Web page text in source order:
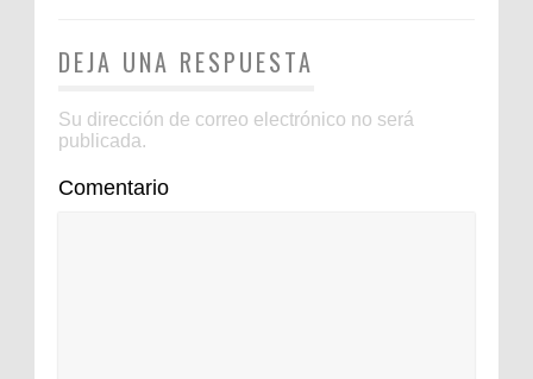
DEJA UNA RESPUESTA
Su dirección de correo electrónico no será
publicada.
Comentario